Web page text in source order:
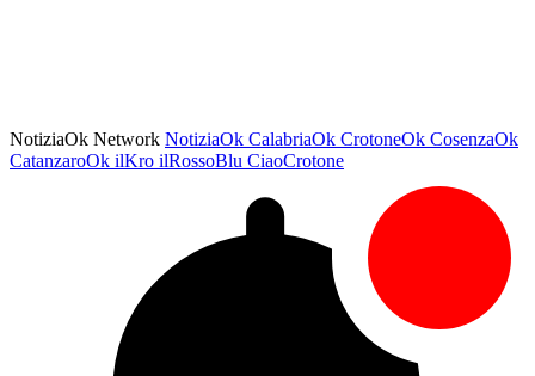
NotiziaOk Network NotiziaOk CalabriaOk CrotoneOk CosenzaOk
CatanzaroOk ilKro ilRossoBlu CiaoCrotone